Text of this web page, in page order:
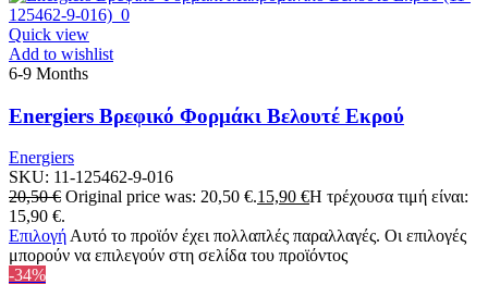
Quick view
Add to wishlist
6-9 Months
Energiers Βρεφικό Φορμάκι Βελουτέ Εκρού
Energiers
SKU: 11-125462-9-016
20,50€ Original price was: 20,50 €.15,90 €Η τρέχουσα τιμή είναι:
15,90 €.
Επιλογή Αυτό το προϊόν έχει πολλαπλές παραλλαγές. Οι επιλογές
μπορούν να επιλεγούν στη σελίδα του προϊόντος
-34%